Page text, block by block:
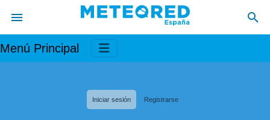
Menú Principal
Iniciar sesión Registrarse